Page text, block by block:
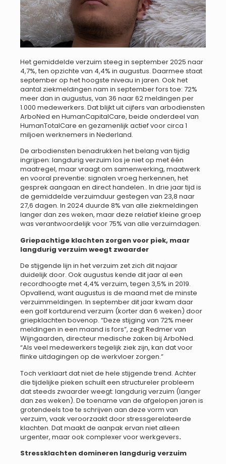
Het gemiddelde verzuim steeg in september 2025 naar
4,7%, ten opzichte van 4,4% in augustus. Daarmee staat
september op het hoogste niveau in jaren. Ook het
aantal ziekmeldingen nam in september fors toe: 72%
meer dan in augustus, van 36 naar 62 meldingen per
1.000 medewerkers. Dat blijkt uit cijfers van arbodiensten
ArboNed en HumanCapitalCare, beide onderdeel van
HumanTotalCare en gezamenlijk actief voor circa 1
miljoen werknemers in Nederland.
De arbodiensten benadrukken het belang van tijdig
ingrijpen: langdurig verzuim los je niet op met één
maatregel, maar vraagt om samenwerking, maatwerk
en vooral preventie: signalen vroeg herkennen, het
gesprek aangaan en direct handelen.. In drie jaar tijd is
de gemiddelde verzuimduur gestegen van 23,8 naar
27,6 dagen. In 2024 duurde 8% van alle ziekmeldingen
langer dan zes weken, maar deze relatief kleine groep
was verantwoordelijk voor 75% van alle verzuimdagen.
Griepachtige klachten zorgen voor piek, maar
langdurig verzuim weegt zwaarder
De stijgende lijn in het verzuim zet zich dit najaar
duidelijk door. Ook augustus kende dit jaar al een
recordhoogte met 4,4% verzuim, tegen 3,5% in 2019.
Opvallend, want augustus is de maand met de minste
verzuimmeldingen. In september dit jaar kwam daar
een golf kortdurend verzuim (korter dan 6 weken) door
griepklachten bovenop. “Deze stijging van 72% meer
meldingen in een maand is fors”, zegt Redmer van
Wijngaarden, directeur medische zaken bij ArboNed.
“Als veel medewerkers tegelijk ziek zijn, kan dat voor
flinke uitdagingen op de werkvloer zorgen.”
Toch verklaart dat niet de hele stijgende trend. Achter
die tijdelijke pieken schuilt een structureler probleem
dat steeds zwaarder weegt: langdurig verzuim (langer
dan zes weken). De toename van de afgelopen jaren is
grotendeels toe te schrijven aan deze vorm van
verzuim, vaak veroorzaakt door stressgerelateerde
klachten. Dat maakt de aanpak ervan niet alleen
urgenter, maar ook complexer voor werkgevers.
Stressklachten domineren langdurig verzuim